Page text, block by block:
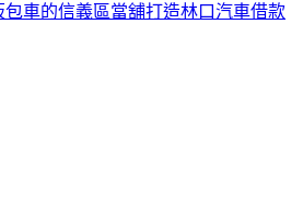
包車的信義區當舖打造林口汽車借款